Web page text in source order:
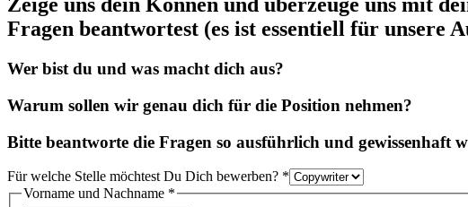
Zeige uns dein Können und überzeuge uns mit
Fragen beantwortest (es ist essentiell für unsere
Wer bist du und was macht dich aus?
Warum sollen wir genau dich für die Position nehmen?
Bitte beantworte die Fragen so ausführlich und gewissenhaft
Für welche Stelle möchtest Du Dich bewerben? *
Vorname und Nachname *